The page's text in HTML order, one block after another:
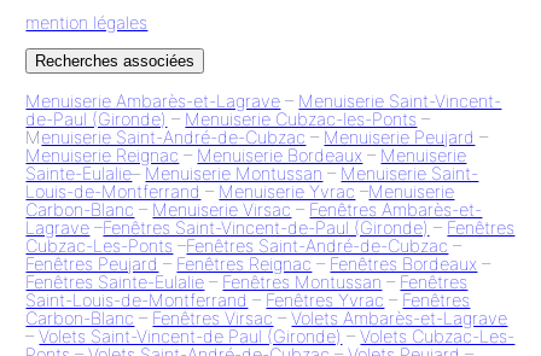
mention légales
Recherches associées
Menuiserie Ambarès-et-Lagrave – Menuiserie Saint-Vincent-
de-Paul (Gironde) – Menuiserie Cubzac-les-Ponts –
Menuiserie Saint-André-de-Cubzac – Menuiserie Peujard –
Menuiserie Reignac – Menuiserie Bordeaux – Menuiserie
Sainte-Eulalie– Menuiserie Montussan – Menuiserie Saint-
Louis-de-Montferrand – Menuiserie Yvrac –Menuiserie
Carbon-Blanc – Menuiserie Virsac – Fenêtres Ambarès-et-
Lagrave –Fenêtres Saint-Vincent-de-Paul (Gironde) – Fenêtres
Cubzac-Les-Ponts –Fenêtres Saint-André-de-Cubzac –
Fenêtres Peujard – Fenêtres Reignac – Fenêtres Bordeaux –
Fenêtres Sainte-Eulalie – Fenêtres Montussan – Fenêtres
Saint-Louis-de-Montferrand – Fenêtres Yvrac – Fenêtres
Carbon-Blanc – Fenêtres Virsac –Volets Ambarès-et-Lagrave
–Volets Saint-Vincent-de Paul (Gironde) –Volets Cubzac-Les-